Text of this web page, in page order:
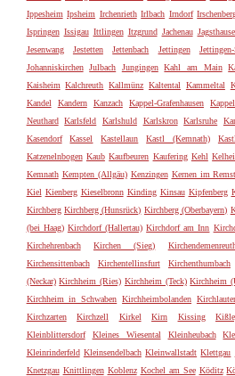
Ippesheim Ipsheim Irchenrieth Irlbach Irndorf
Ispringen Issigau Ittlingen Itzgrund Jachenau
Jesenwang
Jestetten Jettenbach Jettingen Jettingen-
Johanniskirchen
Julbach Jungingen Kahl am Main
Kaisheim Kalchreuth Kallmünz Kaltental Kammeltal
Kandel
Kandern Kanzach Kappel-Grafenhausen
Neuthard
Karlsfeld Karlshuld Karlskron Karlsruhe
Kasendorf
Kassel Kastellaun Kastl (Kemnath)
Katzenelnbogen Kaub Kaufbeuren Kaufering Kehl
Kemnath Kempten (Allgäu) Kenzingen Kernen im
Kiel Kienberg Kieselbronn Kinding Kinsau Kipfenberg
Kirchberg Kirchberg (Hunsrück) Kirchberg (Oberbayern)
(bei Haag) Kirchdorf (Hallertau) Kirchdorf am Inn
Kirchehrenbach
Kirchen (Sieg)
Kirchensittenbach
Kirchentellinsfurt Kirchenthumbach
(Neckar) Kirchheim (Ries) Kirchheim (Teck) Kirchheim
Kirchheim in Schwaben Kirchheimbolanden Kirchlauter
Kirchzarten
Kirchzell Kirkel Kirn Kissing
Kleinblittersdorf
Kleines Wiesental Kleinheubach
Kleinrinderfeld Kleinsendelbach Kleinwallstadt Klettgau
Knetzgau Knittlingen Koblenz Kochel am See Köditz